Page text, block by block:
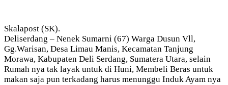
Skalapost (SK).
Deliserdang – Nenek Sumarni (67) Warga Dusun Vll,
Gg.Warisan, Desa Limau Manis, Kecamatan Tanjung
Morawa, Kabupaten Deli Serdang, Sumatera Utara, selain
Rumah nya tak layak untuk di Huni, Membeli Beras untuk
makan saja pun terkadang harus menunggu Induk Ayam nya